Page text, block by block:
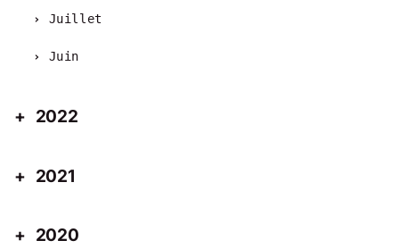
Juillet
Juin
2022
2021
2020